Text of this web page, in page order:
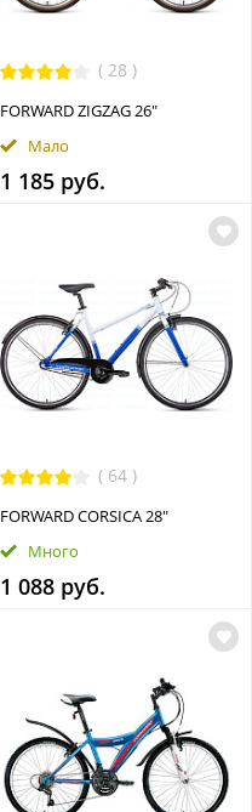
(28 )
FORWARD ZIGZAG 26"
Мало
1 185 руб.
(64)
FORWARD CORSICA 28"
Много
1 088 руб.